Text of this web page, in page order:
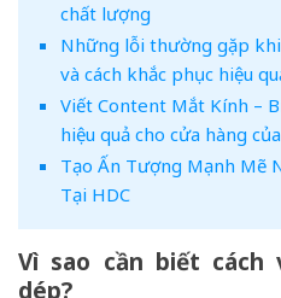
chất lượng
Những lỗi thường gặp
và cách khắc phục hiệu
Viết Content Mắt Kính –
hiệu quả cho cửa hàng
Tạo Ấn Tượng Mạnh Mẽ
Tại HDC
Vì sao cần biết
dép?